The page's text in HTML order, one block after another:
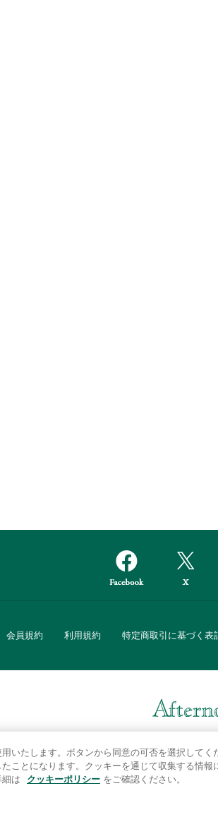
会員規約 利用規約 特定商取引に基づく表
Afternoon Tea(アフタヌーンテ
キッチン・ダイニングなどの生活雑貨、紅茶・
また、ギフトセットなどギフトにぴ
いたします。ボタンから同意の可否を選択してく
ことになります。クッキーを通じて収集する情報
は
クッキーポリシー をご確認ください。